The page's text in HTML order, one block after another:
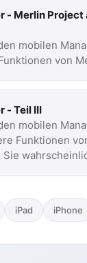
- Merlin Project
mobilen
von
- Teil III
mobilen
Funktionen
Sie
iPad iPhone